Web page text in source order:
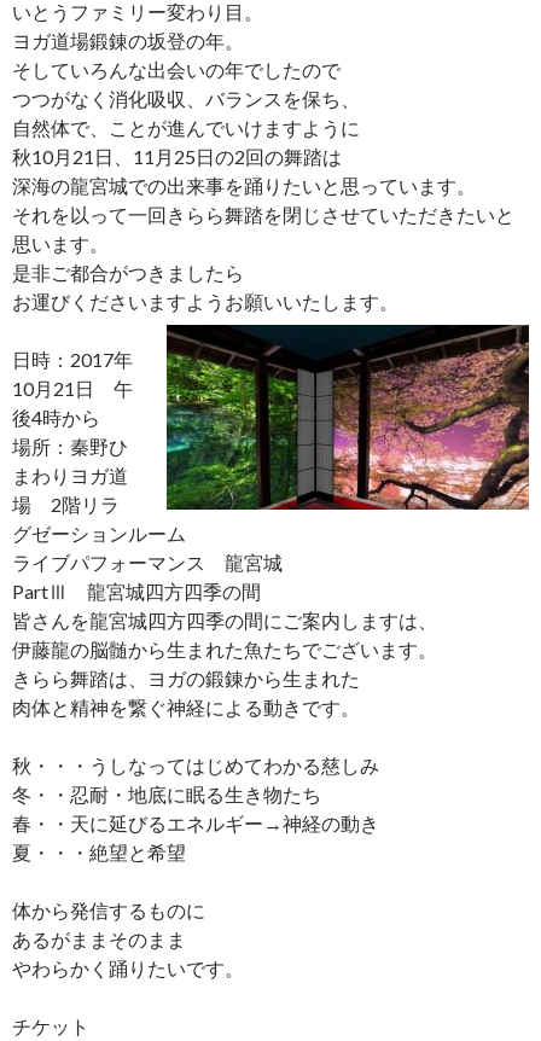
いとうファミリー変わり目。
ヨガ道場鍛錬の坂登の年。
そしていろんな出会いの年でしたので
つつがなく消化吸収、バランスを保ち、
自然体で、ことが進んでいけますように
秋10月21日、11月25日の2回の舞踏は
深海の龍宮城での出来事を踊りたいと思っています。
それを以って一回きらら舞踏を閉じさせていただきたいと
思います。
是非ご都合がつきましたら
お運びくださいますようお願いいたします。
日時：2017年
10月21日 午
後4時から
場所：秦野ひ
まわりヨガ道
場 2階リラ
グゼーションルーム
ライブパフォーマンス 龍宮城
PartⅢ 龍宮城四方四季の間
皆さんを龍宮城四方四季の間にご案内しますは、
伊藤龍の脳髄から生まれた魚たちでございます。
きらら舞踏は、ヨガの鍛錬から生まれた
肉体と精神を繋ぐ神経による動きです。
秋・・・うしなってはじめてわかる慈しみ
冬・・忍耐・地底に眠る生き物たち
春・・天に延びるエネルギー→神経の動き
夏・・・絶望と希望
体から発信するものに
あるがままそのまま
やわらかく踊りたいです。
チケット